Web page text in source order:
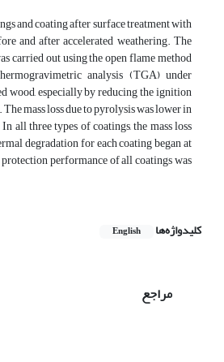
and coating after surface treatment with
and after accelerated weathering. The
carried out using the open flame method
analysis (TGA) under
wood, especially by reducing the ignition
mass loss due to pyrolysis was lower in
all three types of coatings, the mass loss
degradation for each coating began at
performance of all coatings was
کلیدواژه‌ها English
مراجع